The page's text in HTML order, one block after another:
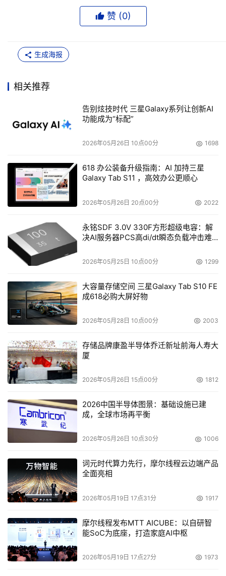
还拥有完善的安全管理机制，并且各数据节点均采用RAID5
磁盘阵列冗余技术，为数据提供最可靠的安全保障。
调高性能计算与用户应用之间的无缝结合，在满足用户应用
TS10000高性能计算集群系统深受高校、科研机构等的青
大学、南京大学等数十所国家知名学府建立了良好、长期合
作关系。
本文来源于DOIT传媒，文章内容仅供参考，不构成投资建议。
赞 (0)
生成海报
相关推荐
告别炫技时代 三星Galaxy系列让创新AI
功能成为“标配”
2026年05月26日 10点00分 1698
618 办公装备升级指南：AI 加持三星
Galaxy Tab S11 ，高效办公更顺心
2026年05月26日 20点00分 2022
永铭SDF 3.0V 330F方形超级电容：解
决AI服务器PCS高di/dt瞬态负载冲击难
2026年05月25日 10点00分 1299
大容量存储空间 三星Galaxy Tab S10 FE
成618必购大屏好物
2026年05月28日 10点00分 2003
存储品牌康盈半导体乔迁新址前海人寿大
厦
2026年05月26日 15点00分 1812
2026中国半导体图景：基础设施已建
成，全球市场再平衡
2026年05月26日 10点30分 1006
词元时代算力先行，摩尔线程云边端产品
全面亮相
2026年05月19日 17点31分 1917
摩尔线程发布MTT AICUBE：以自研智
能SoC为底座，打造家庭AI中枢
2026年05月19日 17点27分 1973